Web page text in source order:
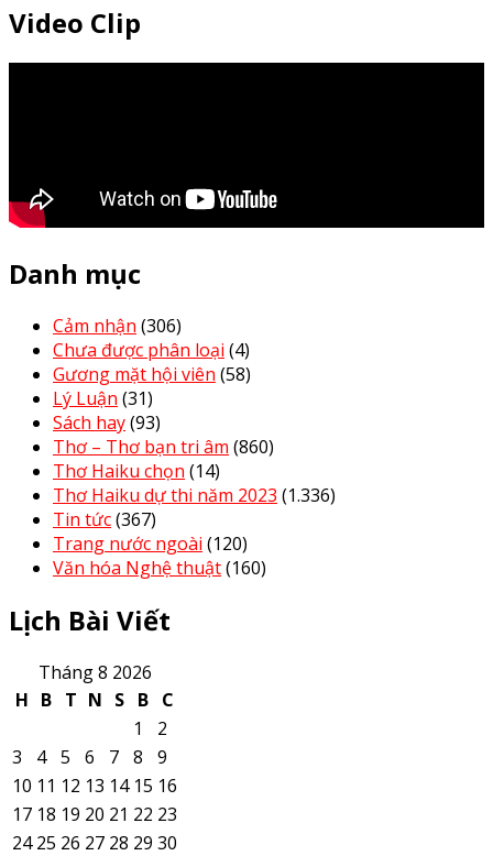
Video Clip
Danh mục
Cảm nhận (306)
Chưa được phân loại (4)
Gương mặt hội viên (58)
Lý Luận (31)
Sách hay(93)
Thơ – Thơ bạn tri âm (860)
Thơ Haiku chọn (14)
Thơ Haiku dự thi năm 2023 (1.336)
Tin tức(367)
Trang nước ngoài (120)
Văn hóa Nghệ thuật(160)
Lịch Bài Viết
Tháng 8 2026
H B T N S B C
1
2
3
4 5 6 7 8
9
10 11 12 13 14 15 16
17 18 19 20 21 22 23
24 25 26 27 28 29 30